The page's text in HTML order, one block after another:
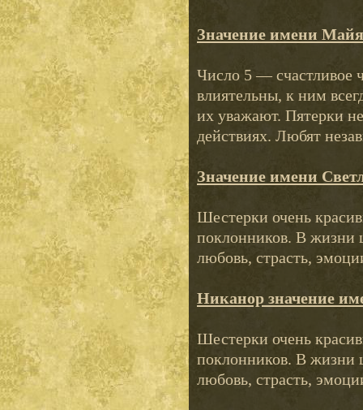
Значение имени Майя
Число 5 — счастливое
влиятельны, к ним
их уважают. Пятерки
действиях. Любят
Значение имени
Шестерки очень
поклонников. В жизни
любовь, страсть,
Никанор значение
Шестерки очень
поклонников. В жизни
любовь, страсть,